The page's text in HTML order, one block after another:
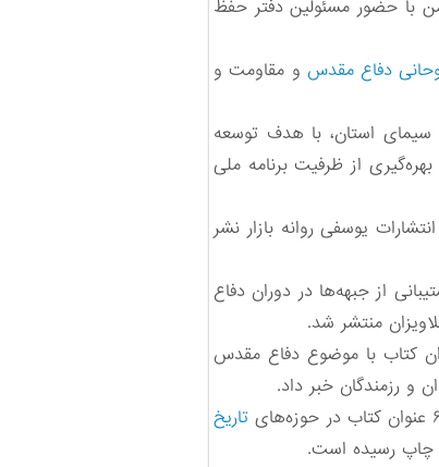
با حضور مسئولین دفتر حفظ
دفاع مقدس و مقاومت و
استان، با هدف توسعه
از ظرفیت برنامه ملی
در قطع رقعی و ۱۰۸ صفحه توسط انتشارات یوسفی روانه بازار نشر
از جبهه‌ها در دوران دفاع
اداره کل حفظ آثار و نشر ارزش‌های دفاع مقدس آذربایجان ‌غربی از انتشار سالانه حدود ۶۰ عنوان کتاب با موضوع دفاع مقدس
و رزمندگان خبر داد.
تاریخ
چاپ رسیده است.